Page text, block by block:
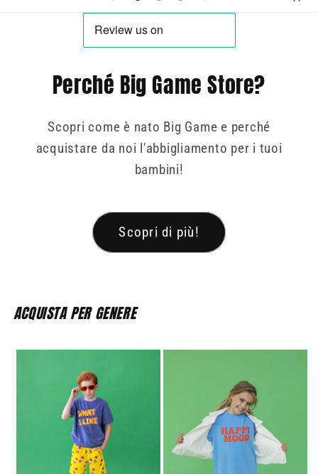
Perché Big Game Store?
Scopri come è nato Big Game e perché
acquistare da noi l'abbigliamento per i tuoi
bambini!
Scopri di più!
ACQUISTA PER GENERE